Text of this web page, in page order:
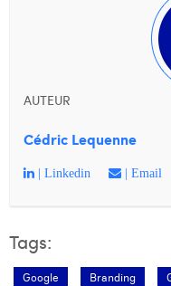
AUTEUR
Cédric Lequenne
| Linkedin | Email
Tags:
Google Branding